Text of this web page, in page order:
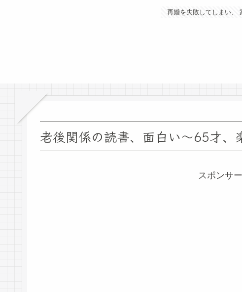
再婚を失敗してしまい、
老後関係の読書、面白い～65才、
スポンサ